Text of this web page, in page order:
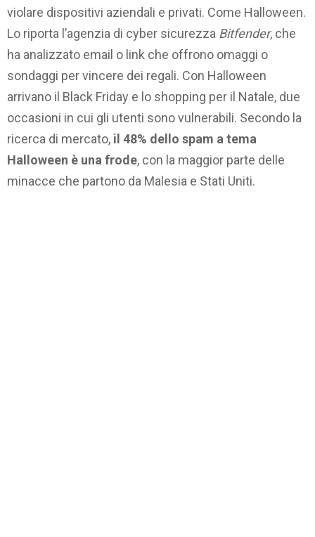
violare dispositivi aziendali e privati. Come Halloween.
Lo riporta l’agenzia di cyber sicurezza Bitfender, che
ha analizzato email o link che offrono omaggi o
sondaggi per vincere dei regali. Con Halloween
arrivano il Black Friday e lo shopping per il Natale, due
occasioni in cui gli utenti sono vulnerabili. Secondo la
ricerca di mercato, il 48% dello spam a tema
Halloween è una frode, con la maggior parte delle
minacce che partono da Malesia e Stati Uniti.